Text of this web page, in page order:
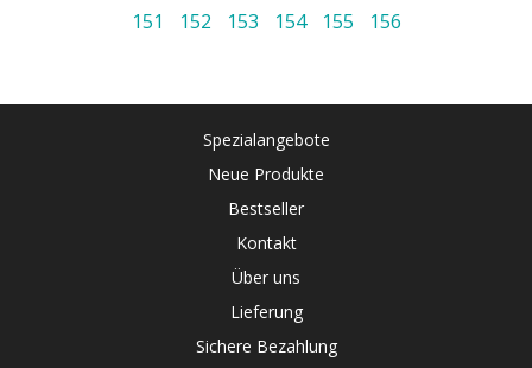
151
152 153 154 155 156
Spezialangebote
Neue Produkte
Bestseller
Kontakt
Über uns
Lieferung
Sichere Bezahlung